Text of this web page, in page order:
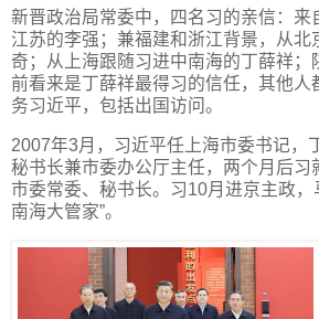
新晋政治局常委中，四名习的亲信：来
江苏的李强；兼福建和浙江背景，从北
奇；从上海跟随习进中南海的丁薛祥；
前看来是丁薛祥最得习的信任，其他人
务习近平，包括出国访问。
2007年3月，习近平任上海市委书记，
秘书长兼市委办公厅主任，两个月后习
市委常委、秘书长。习10月进京主政，
南海大管家”。